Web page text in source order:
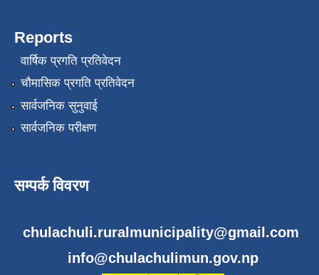
Reports
वार्षिक प्रगति प्रतिवेदन
चौमासिक प्रगति प्रतिवेदन
सार्वजनिक सुनुवाई
सार्वजनिक परीक्षण
सम्पर्क विवरण
chulachuli.ruralmunicipality@gmail.com,
info@chulachulimun.gov.np